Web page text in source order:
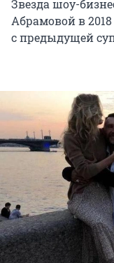
Звезда шоу-
Абрамовой в 2018
с предыдущей